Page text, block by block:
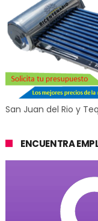
San Juan del Rio y
ENCUENTRA